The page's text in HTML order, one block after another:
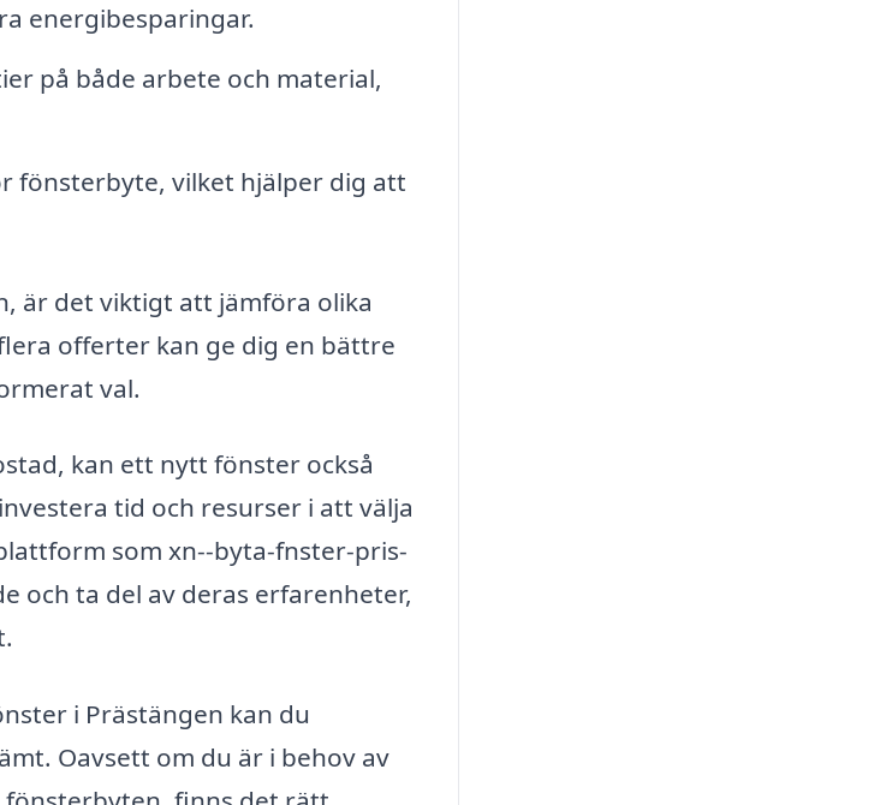
energibesparingar.
på både arbete och material,
fönsterbyte, vilket hjälper dig att
är det viktigt att jämföra olika
offerter kan ge dig en bättre
val.
kan ett nytt fönster också
tid och resurser i att välja
som xn--byta-fnster-pris-
och ta del av deras erfarenheter,
i Prästängen kan du
Oavsett om du är i behov av